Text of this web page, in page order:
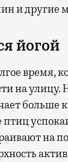
и другие
йогой
время,
на улицу.
больше
птиц
на